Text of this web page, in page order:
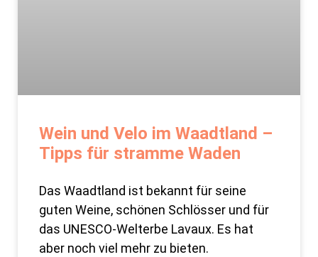
Wein und Velo im Waadtland –
Tipps für stramme Waden
Das Waadtland ist bekannt für seine
guten Weine, schönen Schlösser und für
das UNESCO-Welterbe Lavaux. Es hat
aber noch viel mehr zu bieten.